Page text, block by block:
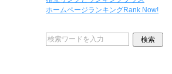
ホームページランキングRank Now!